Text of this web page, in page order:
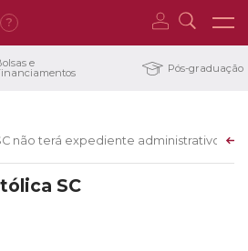
?
e Pós-graduação
não terá expediente administrativo na
SC